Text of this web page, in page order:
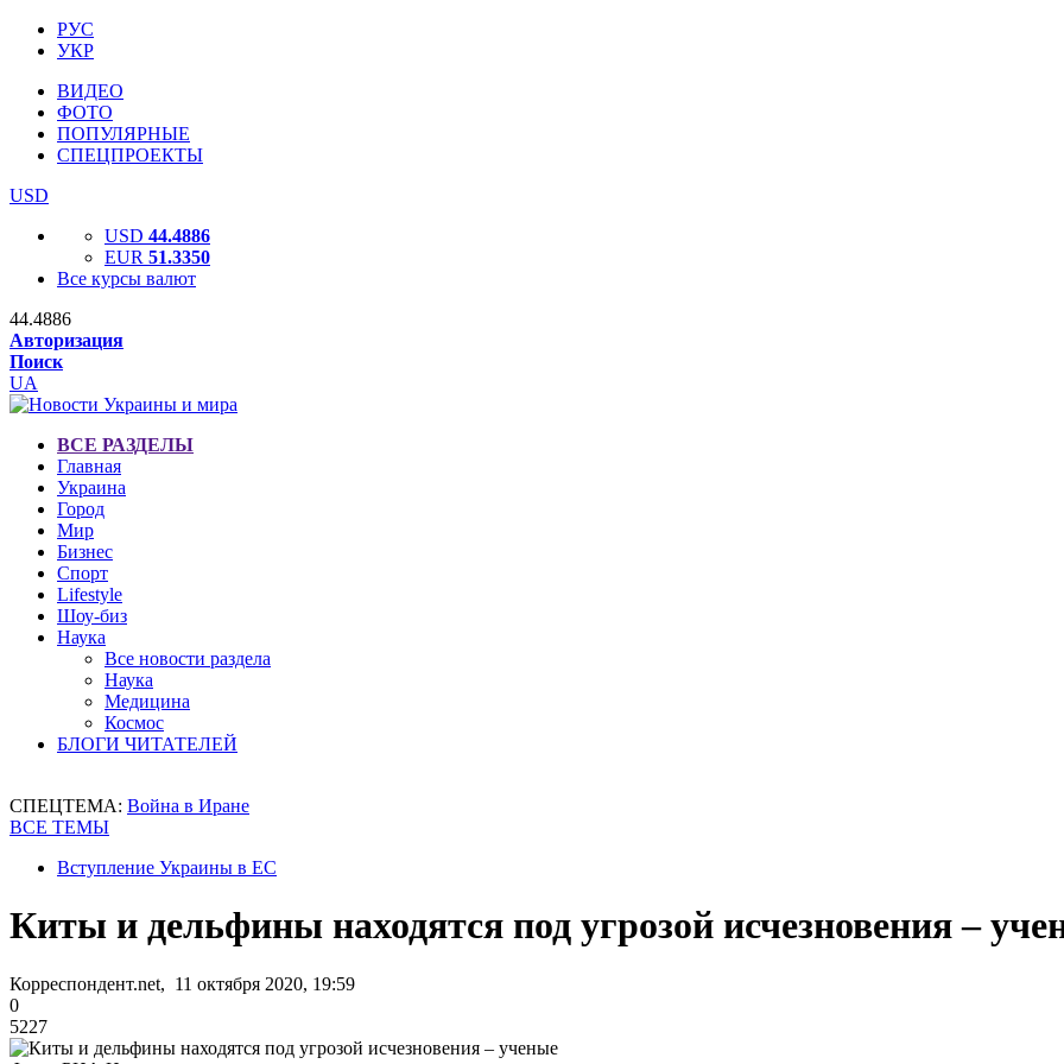
РУС
УКР
ВИДЕО
ФОТО
ПОПУЛЯРНЫЕ
СПЕЦПРОЕКТЫ
USD
USD 44.4886
EUR 51.3350
Все курсы валют
44.4886
Авторизация
Поиск
UA
ВСЕ РАЗДЕЛЫ
Главная
Украина
Город
Мир
Бизнес
Спорт
Lifestyle
Шоу-биз
Наука
Все новости раздела
Наука
Медицина
Космос
БЛОГИ ЧИТАТЕЛЕЙ
СПЕЦТЕМА: Война в Иране
ВСЕ ТЕМЫ
Вступление Украины в ЕС
Киты и дельфины находятся под угрозой исчезновения –
Корреспондент.net, 11 октября 2020, 19:59
0
5227